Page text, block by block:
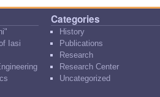
Iasi
Categories
History
Publications
Research
Research Center
Uncategorized